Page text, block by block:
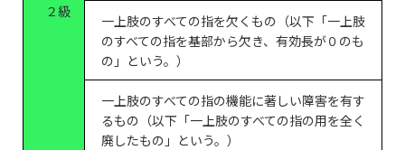
２級
一上肢のすべての指を欠くもの（以下「一上肢
のすべての指を基部から欠き、有効長が０のも
の」という。）
一上肢のすべての指の機能に著しい障害を有す
るもの（以下「一上肢のすべての指の用を全く
廃したもの」という。）